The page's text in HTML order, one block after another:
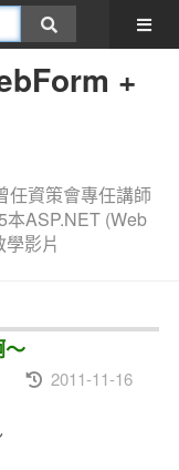
+
任資策會專任講師
ASP.NET (Web
影片
2011-11-16